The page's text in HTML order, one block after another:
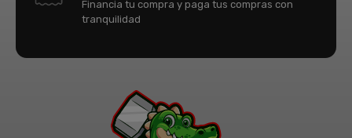
Financia tu compra y paga tus compras con
tranquilidad